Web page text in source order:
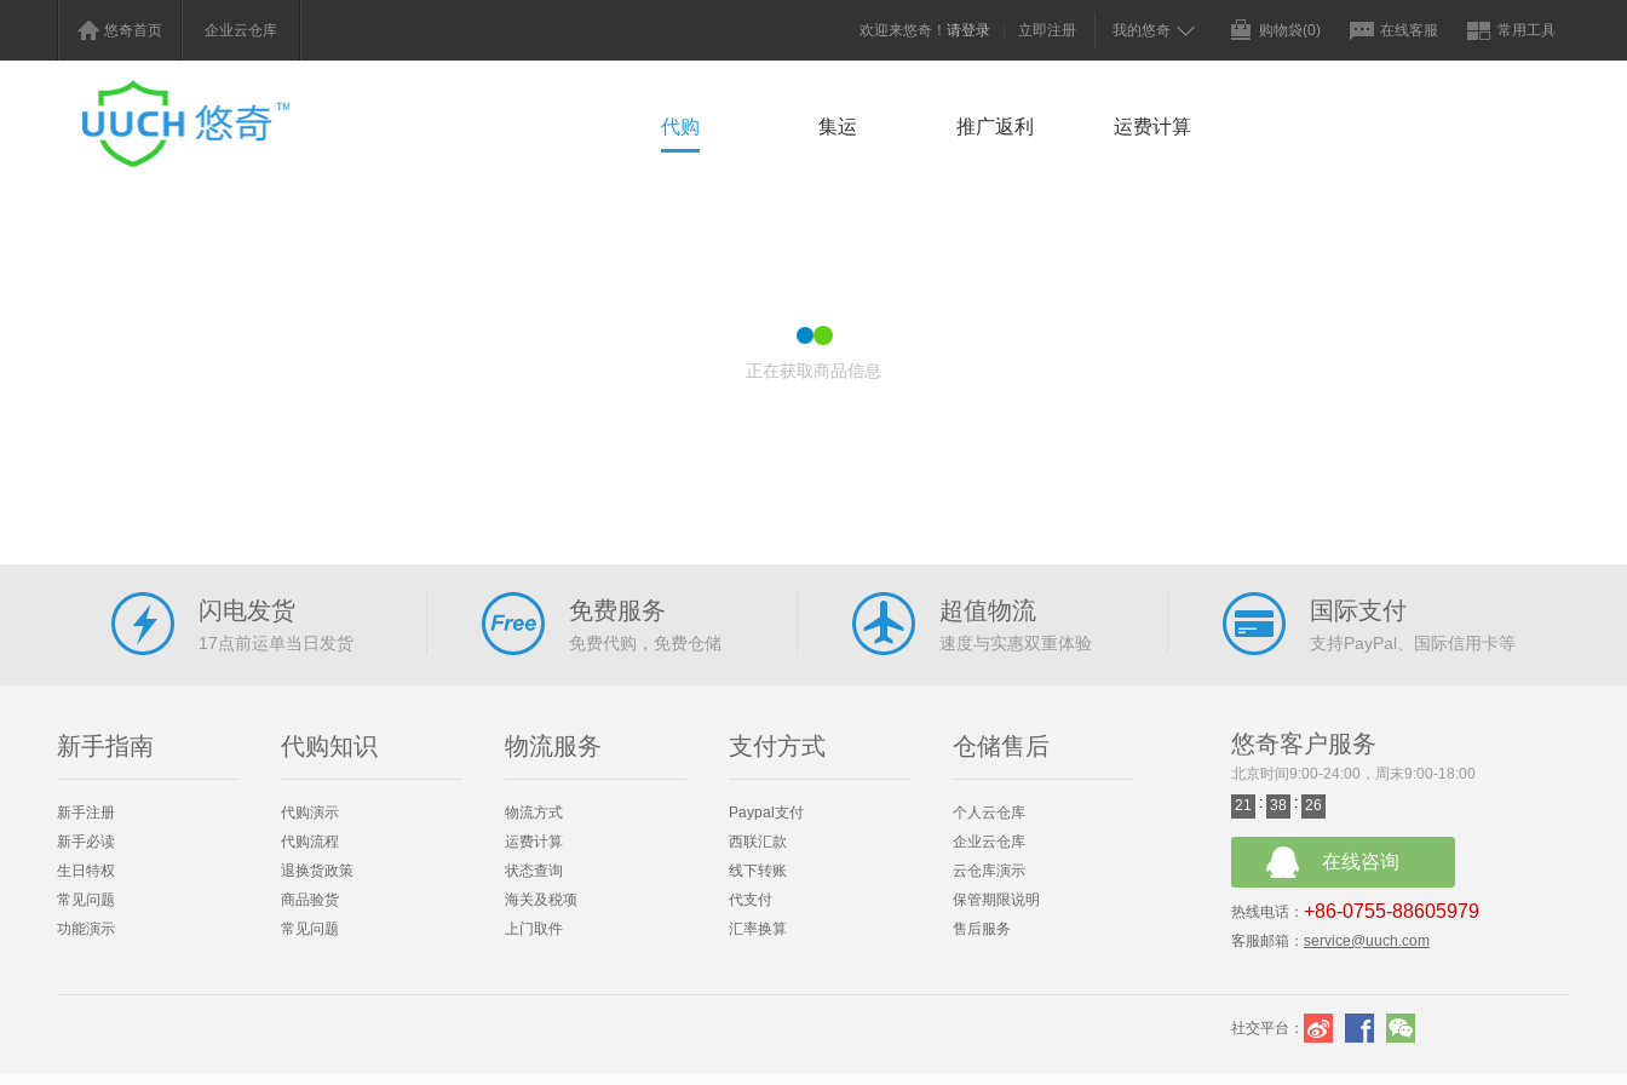
悠奇首页 企业云仓库 欢迎来悠奇！ 请登录 立即注册 我的悠奇 购物袋(0) 在线客服 常用工具
代购 集运 推广返利 运费计算
正在获取商品信息
闪电发货
17点前运单当日发货
免费服务
免费代购，免费仓储
超值物流
速度与实惠双重体验
国际支付
支持PayPal、国际信用卡等
新手指南
新手注册
新手必读
生日特权
常见问题
功能演示
代购知识
代购演示
代购流程
退换货政策
商品验货
常见问题
物流服务
物流方式
运费计算
状态查询
海关及税项
上门取件
支付方式
Paypal支付
西联汇款
线下转账
代支付
汇率换算
仓储售后
个人云仓库
企业云仓库
云仓库演示
保管期限说明
售后服务
悠奇客户服务
北京时间9:00-24:00，周末9:00-18:00
21 : 38 : 26
在线咨询
热线电话： +86-0755-88605979
客服邮箱： service@uuch.com
社交平台：